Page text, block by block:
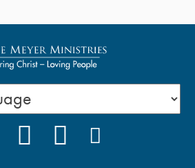
YOUTUBEINSTAGRAM